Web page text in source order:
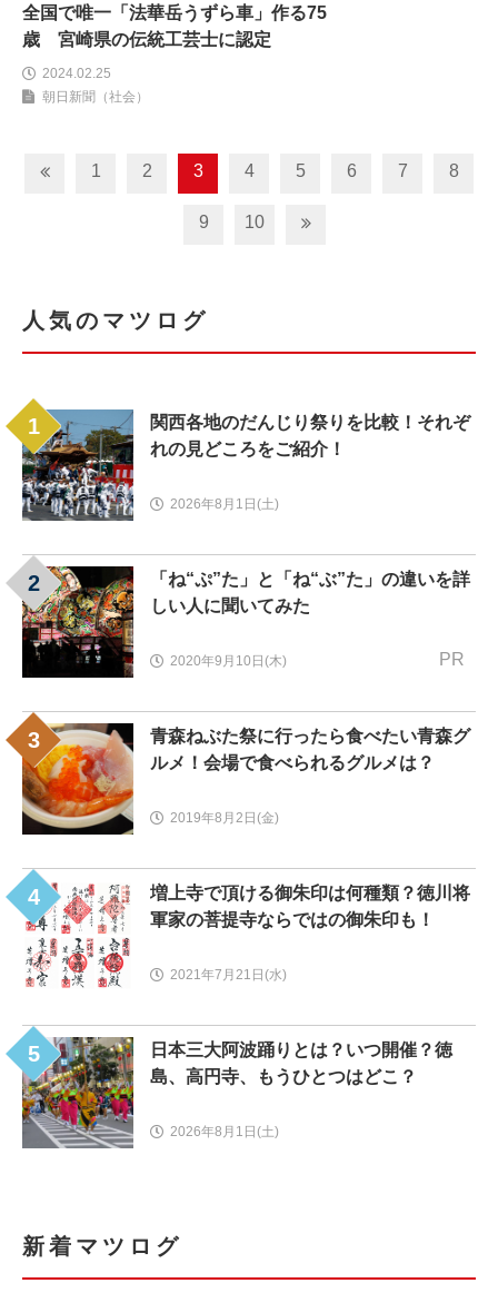
全国で唯一「法華岳うずら車」作る75
歳 宮崎県の伝統工芸士に認定
2024.02.25
朝日新聞（社会）
1 2 3 4 5 6 7 8
9 10
人気のマツログ
関西各地のだんじり祭りを比較！それぞ
れの見どころをご紹介！
2026年8月1日(土)
1
「ね“ぷ”た」と「ね“ぶ”た」の違いを詳
しい人に聞いてみた
2020年9月10日(木) PR
2
青森ねぶた祭に行ったら食べたい青森グ
ルメ！会場で食べられるグルメは？
2019年8月2日(金)
3
増上寺で頂ける御朱印は何種類？徳川将
軍家の菩提寺ならではの御朱印も！
2021年7月21日(水)
4
日本三大阿波踊りとは？いつ開催？徳
島、高円寺、もうひとつはどこ？
2026年8月1日(土)
5
新着マツログ